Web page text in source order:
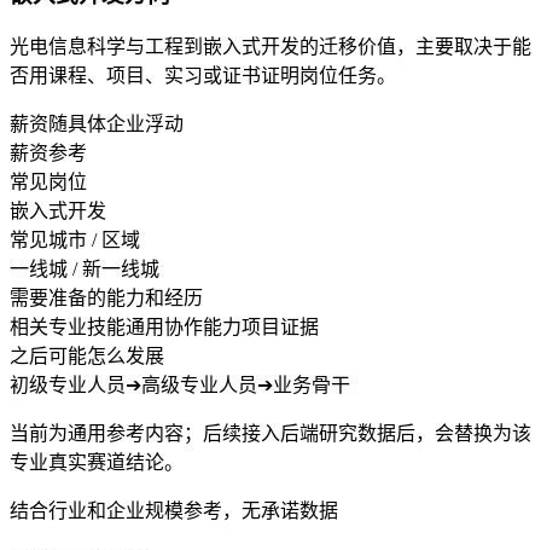
光电信息科学与工程到嵌入式开发的迁移价值，主要取决于能
否用课程、项目、实习或证书证明岗位任务。
薪资随具体企业浮动
薪资参考
常见岗位
嵌入式开发
常见城市 / 区域
一线城 / 新一线城
需要准备的能力和经历
相关专业技能通用协作能力项目证据
之后可能怎么发展
初级专业人员➔高级专业人员➔业务骨干
当前为通用参考内容；后续接入后端研究数据后，会替换为该
专业真实赛道结论。
结合行业和企业规模参考，无承诺数据